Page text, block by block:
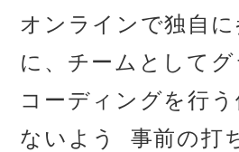
オンラインで独自
に、チームとして
コーディングを行
ないよう 事前の打